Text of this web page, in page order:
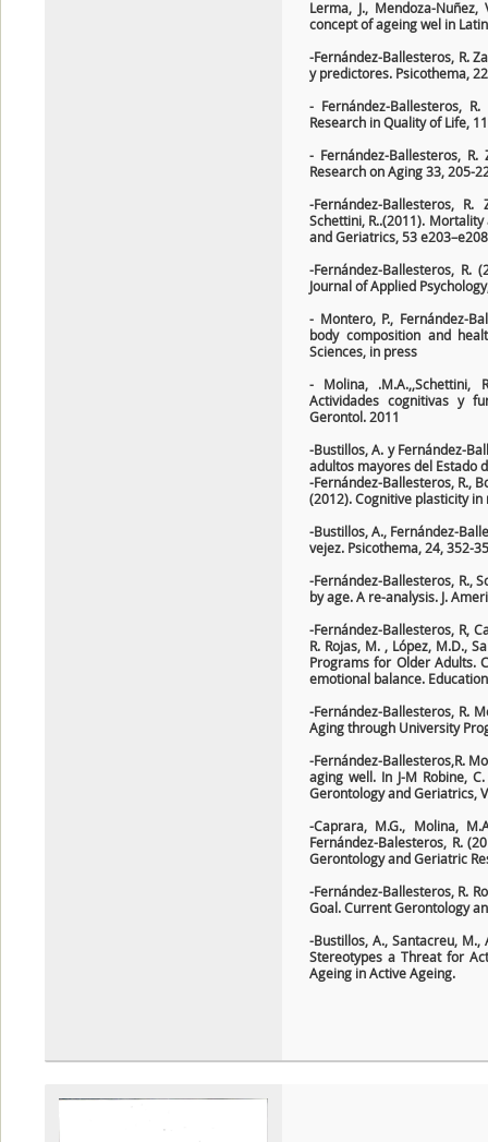
Lerma, J., Mendoza-
concept of ageing wel in
-Fernández-Ballesteros, R.
y predictores. Psicothema,
- Fernández-Ballesteros,
Research in Quality of Life,
- Fernández-Ballesteros,
Research on Aging 33, 205-
-Fernández-Ballesteros,
Schettini, R..(2011).
and Geriatrics, 53 e203–e208
-Fernández-Ballesteros, R.
Journal of Applied
- Montero, P., Fernández-
body composition and
Sciences, in press
- Molina, .M.A.,,Schettini,
Actividades cognitivas y
Gerontol. 2011
-Bustillos, A. y Fernández-
adultos mayores del Estado
-Fernández-Ballesteros, R.,
(2012). Cognitive plasticity
-Bustillos, A., Fernández-
vejez. Psicothema, 24, 352-
-Fernández-Ballesteros, R.,
by age. A re-analysis. J.
-Fernández-Ballesteros, R,
R. Rojas, M. , López, M.D.,
Programs for Older Adults.
emotional balance.
-Fernández-Ballesteros, R.
Aging through University
-Fernández-Ballesteros,R.
aging well. In J-M Robine,
Gerontology and Geriatrics,
-Caprara, M.G., Molina,
Fernández-Balesteros, R.
Gerontology and Geriatric
-Fernández-Ballesteros, R.
Goal. Current Gerontology
-Bustillos, A., Santacreu, M.,
Stereotypes a Threat for
Ageing in Active Ageing.